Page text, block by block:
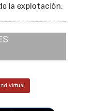
la explotación.
virtual